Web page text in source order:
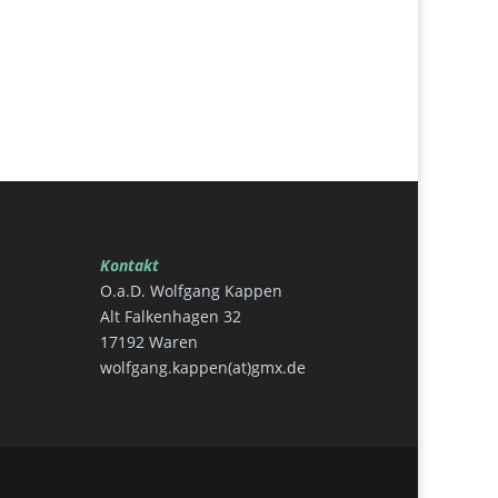
Kontakt
O.a.D. Wolfgang Kappen
Alt Falkenhagen 32
17192 Waren
wolfgang.kappen(at)gmx.de